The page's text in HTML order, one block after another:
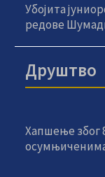
Убојита
редове
Друштво
Хапшење због